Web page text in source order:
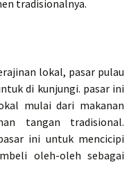
tradisionalnya.
lokal, pasar pulau
di kunjungi. pasar ini
mulai dari makanan
tangan tradisional.
ini untuk mencicipi
oleh-oleh sebagai